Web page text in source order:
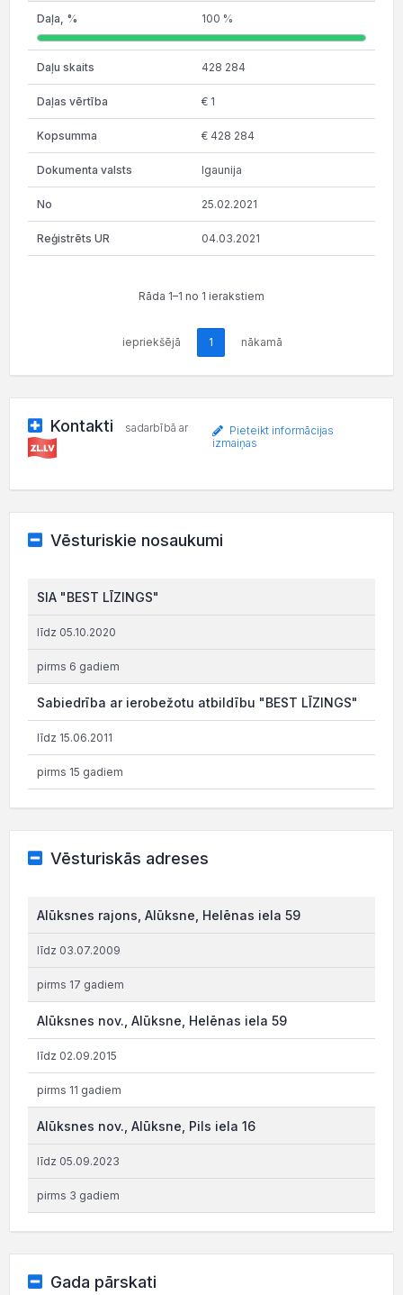
100 %
428 284
€ 1
€ 428 284
Igaunija
25.02.2021
04.03.2021
Rāda 1–1 no 1 ierakstiem
iepriekšējā 1 nākamā
Kontakti sadarbībā ar
Pieteikt informācijas
izmaiņas
Vēsturiskie nosaukumi
SIA "BEST LĪZINGS"
līdz 05.10.2020
pirms 6 gadiem
Sabiedrība ar ierobežotu atbildību "BEST LĪZINGS"
līdz 15.06.2011
pirms 15 gadiem
Vēsturiskās adreses
Alūksnes rajons, Alūksne, Helēnas iela 59
līdz 03.07.2009
pirms 17 gadiem
Alūksnes nov., Alūksne, Helēnas iela 59
līdz 02.09.2015
pirms 11 gadiem
Alūksnes nov., Alūksne, Pils iela 16
līdz 05.09.2023
pirms 3 gadiem
Gada pārskati